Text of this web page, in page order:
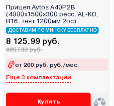
Прицеп Avtos A40P2B
(4000х1500х300 ресс. AL-KO,
R16, тент 1200мм 2ос)
ДОСТАВИМ ПО МИНСКУ БЕСПЛАТНО
8 125.99 руб.
8857.33 руб.
от 200 руб. руб./мес.
Еще 3 комплектации
Купить